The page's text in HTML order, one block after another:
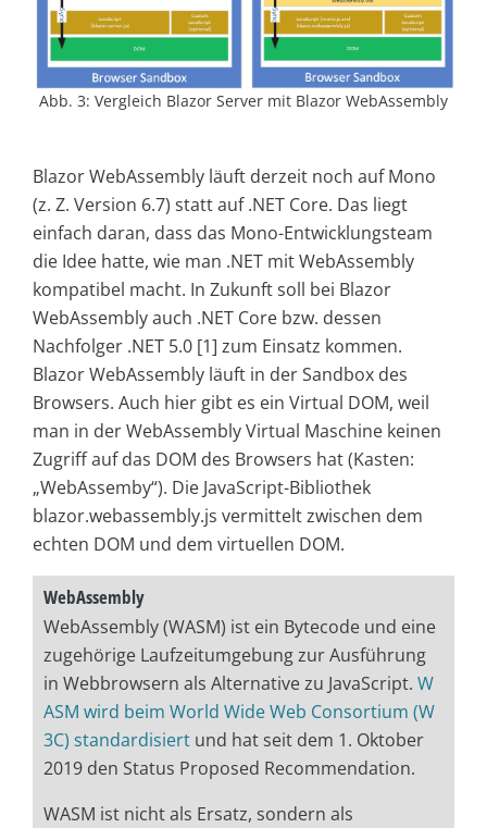
Abb. 3: Vergleich Blazor Server mit Blazor WebAssembly
Blazor WebAssembly läuft derzeit noch auf Mono
(z. Z. Version 6.7) statt auf .NET Core. Das liegt
einfach daran, dass das Mono-Entwicklungsteam
die Idee hatte, wie man .NET mit WebAssembly
kompatibel macht. In Zukunft soll bei Blazor
WebAssembly auch .NET Core bzw. dessen
Nachfolger .NET 5.0 [1] zum Einsatz kommen.
Blazor WebAssembly läuft in der Sandbox des
Browsers. Auch hier gibt es ein Virtual DOM, weil
man in der WebAssembly Virtual Maschine keinen
Zugriff auf das DOM des Browsers hat (Kasten:
„WebAssemby“). Die JavaScript-Bibliothek
blazor.webassembly.js vermittelt zwischen dem
echten DOM und dem virtuellen DOM.
WebAssembly
WebAssembly (WASM) ist ein Bytecode und eine
zugehörige Laufzeitumgebung zur Ausführung
in Webbrowsern als Alternative zu JavaScript. W
ASM wird beim World Wide Web Consortium (W
3C) standardisiert und hat seit dem 1. Oktober
2019 den Status Proposed Recommendation.
WASM ist nicht als Ersatz, sondern als